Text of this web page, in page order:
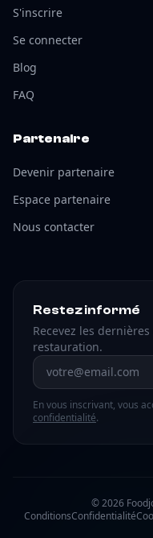
S'inscrire
Se connecter
Blog
FAQ
Partenaire
Devenir partenaire
Espace partenaire
Nous contacter
Restez informé
Recevez les
restauration.
Adresse email
En vous inscrivant, vous
confidentialité.
© 2026
ConditionsConfidentialité